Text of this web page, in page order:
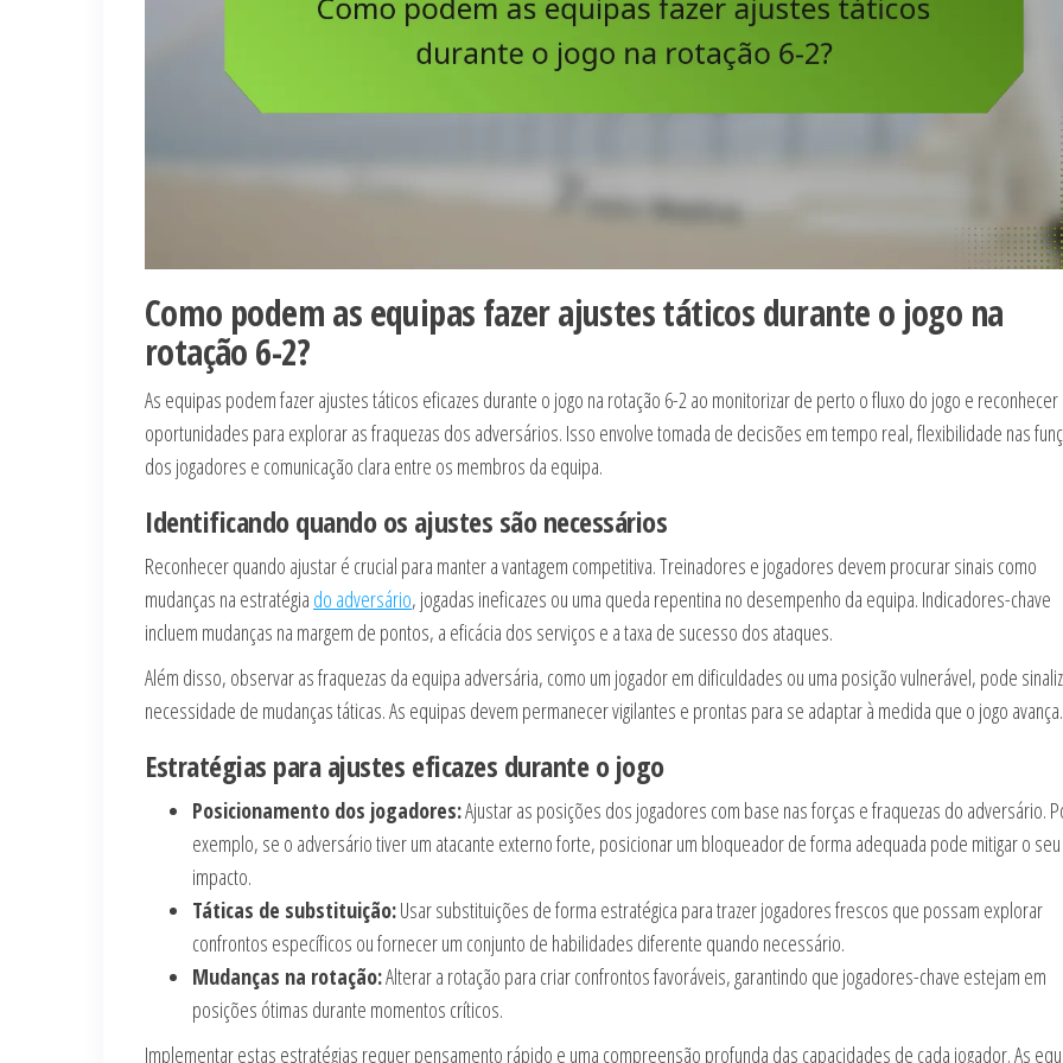
Como podem as equipas fazer ajustes táticos durante o jogo na
rotação 6-2?
As equipas podem fazer ajustes táticos eficazes durante o jogo na rotação 6-2 ao monitorizar de perto o fluxo do jogo e reconhecer
oportunidades para explorar as fraquezas dos adversários. Isso envolve tomada de decisões em tempo real, flexibilidade nas
dos jogadores e comunicação clara entre os membros da equipa.
Identificando quando os ajustes são necessários
Reconhecer quando ajustar é crucial para manter a vantagem competitiva. Treinadores e jogadores devem procurar sinais como
mudanças na estratégia do adversário, jogadas ineficazes ou uma queda repentina no desempenho da equipa. Indicadores-chave
incluem mudanças na margem de pontos, a eficácia dos serviços e a taxa de sucesso dos ataques.
Além disso, observar as fraquezas da equipa adversária, como um jogador em dificuldades ou uma posição vulnerável, pode
necessidade de mudanças táticas. As equipas devem permanecer vigilantes e prontas para se adaptar à medida que o jogo avança.
Estratégias para ajustes eficazes durante o jogo
Posicionamento dos jogadores:Ajustar as posições dos jogadores com base nas forças e fraquezas do adversário.
exemplo, se o adversário tiver um atacante externo forte, posicionar um bloqueador de forma adequada pode mitigar o seu
impacto.
Táticas de substituição:Usar substituições de forma estratégica para trazer jogadores frescos que possam explorar
confrontos específicos ou fornecer um conjunto de habilidades diferente quando necessário.
Mudanças na rotação:Alterar a rotação para criar confrontos favoráveis, garantindo que jogadores-chave estejam em
posições ótimas durante momentos críticos.
Implementar estas estratégias requer pensamento rápido e uma compreensão profunda das capacidades de cada jogador. As